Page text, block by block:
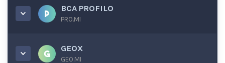
BCA PROFILO
PRO.MI
GEOX
GEO.MI